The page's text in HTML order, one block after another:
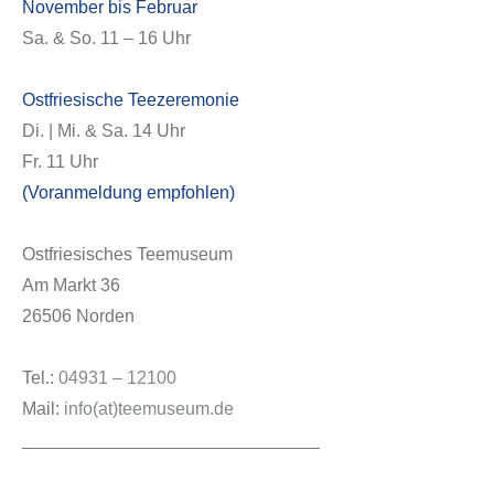
November bis Februar
Sa. & So. 11 – 16 Uhr
Ostfriesische Teezeremonie
Di. | Mi. & Sa. 14 Uhr
Fr. 11 Uhr
(Voranmeldung empfohlen)
Ostfriesisches Teemuseum
Am Markt 36
26506 Norden
Tel.: 04931 – 12100
Mail: info(at)teemuseum.de